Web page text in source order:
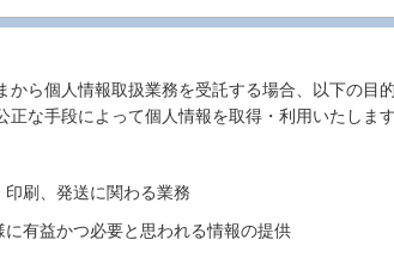
から個人情報取扱業務を受託する場合、以下の目
正な手段によって個人情報を取得・利用いたします
刷、発送に関わる業務
有益かつ必要と思われる情報の提供